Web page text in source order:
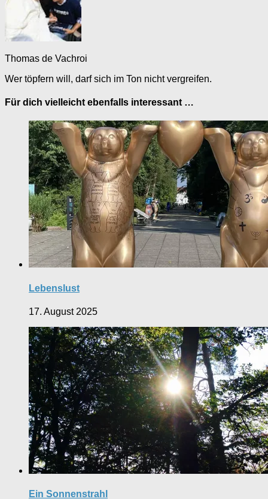
Thomas de Vachroi
Wer töpfern will, darf sich im Ton nicht vergreifen.
Für dich vielleicht ebenfalls interessant …
Lebenslust
17. August 2025
Ein Sonnenstrahl